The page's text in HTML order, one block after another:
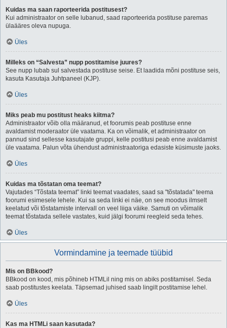
Kuidas ma saan raporteerida postitusest?
Kui administraator on selle lubanud, saad raporteerida postituse paremas
ülaääres oleva nupuga.
Üles
Milleks on “Salvesta” nupp postitamise juures?
See nupp lubab sul salvestada postituse seise. Et laadida mõni postituse seis,
kasuta Kasutaja Juhtpaneel (KJP).
Üles
Miks peab mu postitust heaks kiitma?
Administraator võib olla määranud, et foorumis peab postituse enne
avaldamist moderaator üle vaatama. Ka on võimalik, et administraator on
pannud sind sellesse kasutajate gruppi, kelle postitusi peab enne avaldamist
üle vaatama. Palun võta ühendust administraatoriga edasiste küsimuste jaoks.
Üles
Kuidas ma tõstatan oma teemat?
Vajutades “Tõstata teemat” linki teemat vaadates, saad sa "tõstatada" teema
foorumi esimesele lehele. Kui sa seda linki ei näe, on see moodus ilmselt
keelatud või tõstatamiste intervall on veel liiga väike. Samuti on võimalik
teemat tõstatada sellele vastates, kuid jälgi foorumi reegleid seda tehes.
Üles
Vormindamine ja teemade tüübid
Mis on BBkood?
BBkood on kood, mis põhineb HTMLil ning mis on abiks postitamisel. Seda
saab postitustes keelata. Täpsemad juhised saab lingilt postitamise lehel.
Üles
Kas ma HTMLi saan kasutada?